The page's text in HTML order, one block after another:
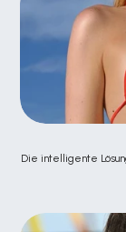
Die intelligente